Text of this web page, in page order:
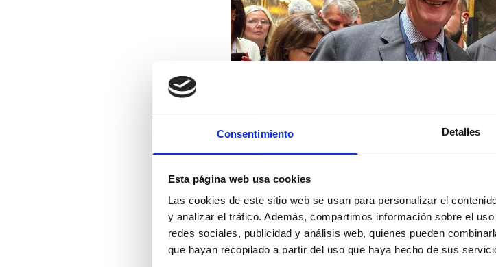
Consentimiento Detalles
Esta página web usa cookies
Las cookies de este sitio web se usan para personalizar el
y analizar el tráfico. Además, compartimos información sobre el
redes sociales, publicidad y análisis web, quienes pueden
que hayan recopilado a partir del uso que haya hecho de sus
Actualmente, Francia es el primer destino de
por delante de Alemania y Reino Unido. Por ahora
de inversiones con 8.000 empleos potenciales.